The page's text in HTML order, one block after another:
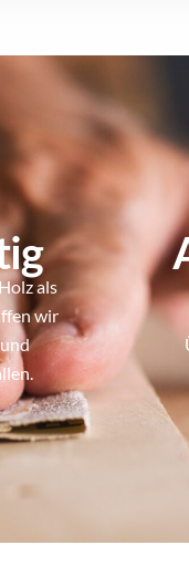
als
wir